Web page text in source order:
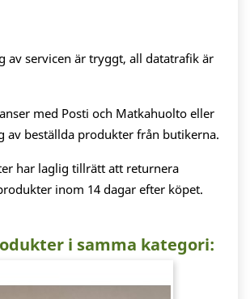
av servicen är tryggt, all datatrafik är
med Posti och Matkahuolto eller
av beställda produkter från butikerna.
har laglig tillrätt att returnera
inom 14 dagar efter köpet.
i samma kategori: